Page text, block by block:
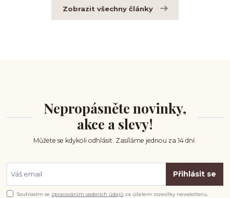
Zobrazit všechny články
Nepropásněte novinky,
akce a slevy!
Můžete se kdykoli odhlásit. Zasíláme jednou za 14 dní.
Přihlásit se
Souhlasím se zpracováním osobních údajů za účelem rozesílky newsletteru.